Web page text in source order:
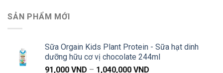
SẢN PHẨM MỚI
Sữa Orgain Kids Plant Protein - Sữa hạt dinh
dưỡng hữu cơ vị chocolate 244ml
91,000 VND – 1,040,000 VND